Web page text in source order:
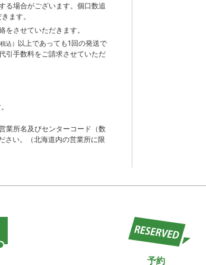
る場合がございます。個口数追
ます。
させていただきます。
税込） 以上であっても1回の発送で
引手数料をご請求させていただ
業所名及びセンターコード（数
さい。（北海道内の営業所に限
予約